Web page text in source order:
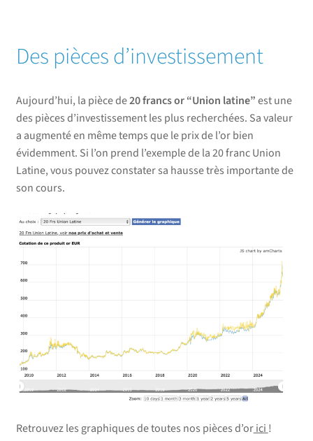
Des pièces d’investissement
Aujourd’hui, la pièce de20 francs or “Union latine”est une
des pièces d’investissement les plus recherchées. Sa valeur
a augmenté en même temps que le prix de l’or bien
évidemment. Si l’on prend l’exemple de la 20 franc Union
Latine, vous pouvez constater sa hausse très importante de
son cours.
Retrouvez les graphiques de toutes nos pièces d’orici !